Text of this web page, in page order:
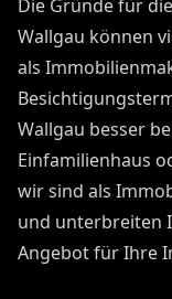
Die Gründe für
Wallgau können
als
Wallgau besser
Einfamilienhaus
wir sind als
und unterbreiten
Angebot für Ihre